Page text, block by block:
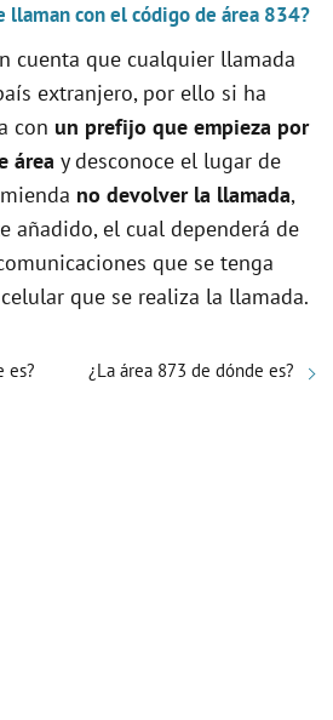
llaman con el código de área 834?
cuenta que cualquier llamada
extranjero, por ello si ha
con un prefijo que empieza por
área y desconoce el lugar de
no devolver la llamada,
añadido, el cual dependerá de
que se tenga
que se realiza la llamada.
es? ¿La área 873 de dónde es?